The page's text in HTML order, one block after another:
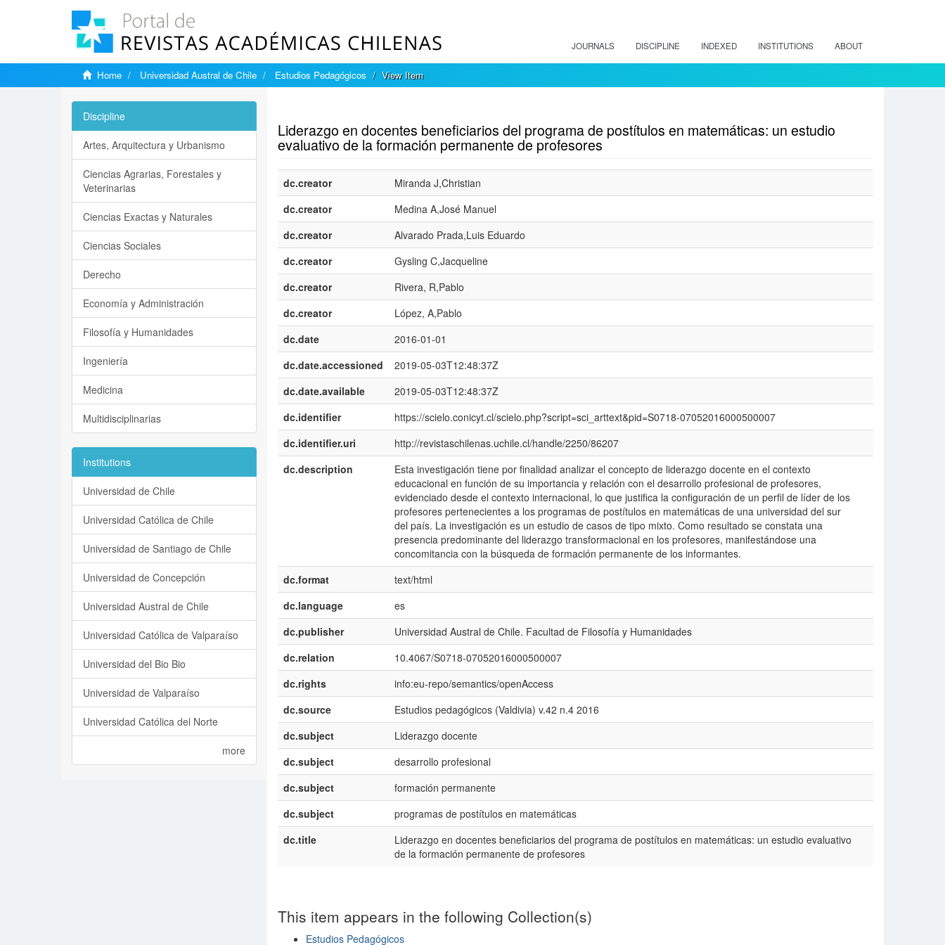
JOURNALS DISCIPLINE INDEXED INSTITUTIONS ABOUT
Home Universidad Austral de Chile Estudios Pedagógicos View Item
Liderazgo en docentes beneficiarios del programa de postítulos en matemáticas: un estudio
evaluativo de la formación permanente de profesores
dc.creator
Miranda J,Christian
dc.creator
Medina A,José Manuel
dc.creator
Alvarado Prada,Luis Eduardo
dc.creator
Gysling C,Jacqueline
dc.creator
Rivera, R,Pablo
dc.creator
López, A,Pablo
dc.date
2016-01-01
dc.date.accessioned
2019-05-03T12:48:37Z
dc.date.available
2019-05-03T12:48:37Z
dc.identifier
https://scielo.conicyt.cl/scielo.php?script=sci_arttext&pid=S0718-07052016000500007
dc.identifier.uri
http://revistaschilenas.uchile.cl/handle/2250/86207
dc.description
Esta investigación tiene por finalidad analizar el concepto de liderazgo docente en el contexto
educacional en función de su importancia y relación con el desarrollo profesional de profesores,
evidenciado desde el contexto internacional, lo que justifica la configuración de un perfil de líder de los
profesores pertenecientes a los programas de postítulos en matemáticas de una universidad del sur
del país. La investigación es un estudio de casos de tipo mixto. Como resultado se constata una
presencia predominante del liderazgo transformacional en los profesores, manifestándose una
concomitancia con la búsqueda de formación permanente de los informantes.
dc.format
text/html
dc.language
es
dc.publisher
Universidad Austral de Chile. Facultad de Filosofía y Humanidades
dc.relation
10.4067/S0718-07052016000500007
dc.rights
info:eu-repo/semantics/openAccess
dc.source
Estudios pedagógicos (Valdivia) v.42 n.4 2016
dc.subject
Liderazgo docente
dc.subject
desarrollo profesional
dc.subject
formación permanente
dc.subject
programas de postítulos en matemáticas
dc.title
Liderazgo en docentes beneficiarios del programa de postítulos en matemáticas: un estudio evaluativo
de la formación permanente de profesores
This item appears in the following Collection(s)
Estudios Pedagógicos
Discipline
Artes, Arquitectura y Urbanismo
Ciencias Agrarias, Forestales y
Veterinarias
Ciencias Exactas y Naturales
Ciencias Sociales
Derecho
Economía y Administración
Filosofía y Humanidades
Ingeniería
Medicina
Multidisciplinarias
Institutions
Universidad de Chile
Universidad Católica de Chile
Universidad de Santiago de Chile
Universidad de Concepción
Universidad Austral de Chile
Universidad Católica de Valparaíso
Universidad del Bio Bio
Universidad de Valparaíso
Universidad Católica del Norte
more